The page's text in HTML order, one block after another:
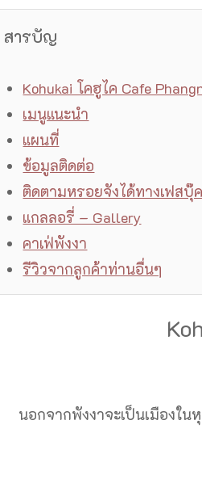
สารบัญ
Kohukai โคฮูไค Cafe
เมนูแนะนำ
แผนที่
ข้อมูลติดต่อ
ติดตามหรอยจังได้ทางเฟสบุ๊ค
แกลลอรี่ – Gallery
คาเฟ่พังงา
รีวิวจากลูกค้าท่านอื่นๆ
นอกจากพังงาจะเป็นเมืองใน